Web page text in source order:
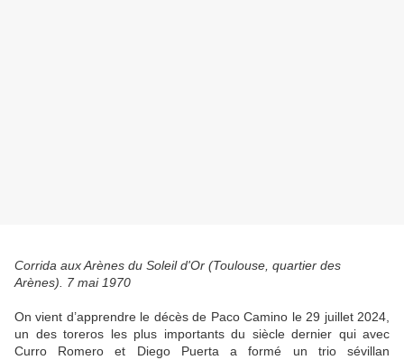
Corrida aux Arènes du Soleil d'Or (Toulouse, quartier des
Arènes). 7 mai 1970
On vient d’apprendre le décès de Paco Camino le 29 juillet 2024,
un des toreros les plus importants du siècle dernier qui avec
Curro Romero et Diego Puerta a formé un trio sévillan